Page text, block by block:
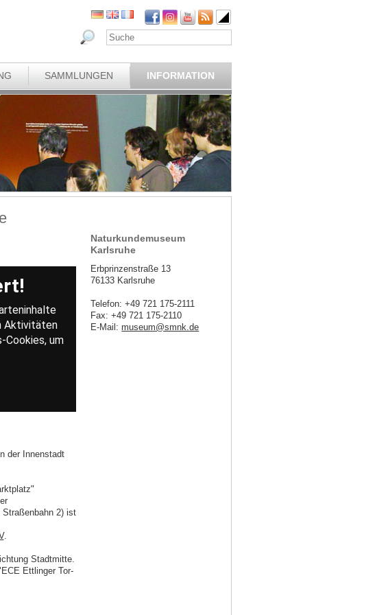
SAMMLUNGEN INFORMATION
Aktivitäten
Cookies, um
der Innenstadt
2) ist
.
Stadtmitte.
Ettlinger Tor-
Naturkundemuseum
Karlsruhe
Erbprinzenstraße 13
76133 Karlsruhe
Telefon: +49 721 175-2111
Fax: +49 721 175-2110
E-Mail:museum@smnk.de